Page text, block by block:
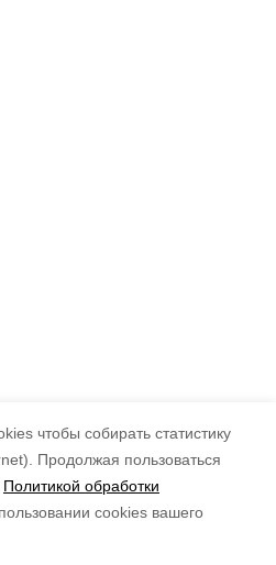
чтобы собирать статистику
Продолжая пользоваться
Политикой обработки
cookies вашего